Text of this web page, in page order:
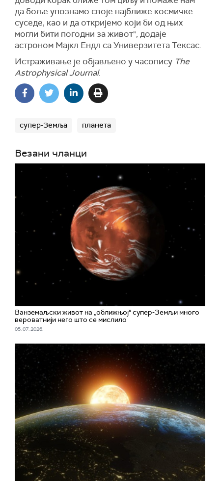
да боље упознамо своје најближе космичке
суседе, као и да откријемо који би од њих
могли бити погодни за живот", додаје
астроном Мајкл Ендл са Универзитета Тексас.
Истраживање је објављено у часопису The
Astrophysical Journal.
супер-Земља планета
Везани чланци
Ванземаљски живот на „оближњој“ супер-Земљи много
вероватнији него што се мислило
05. 07. 2026.